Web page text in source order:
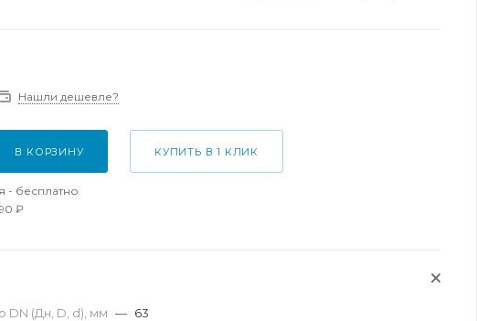
Нашли дешевле?
В КОРЗИНУ КУПИТЬ В 1 КЛИК
- бесплатно
₽
DN (Дн, D, d), мм — 63